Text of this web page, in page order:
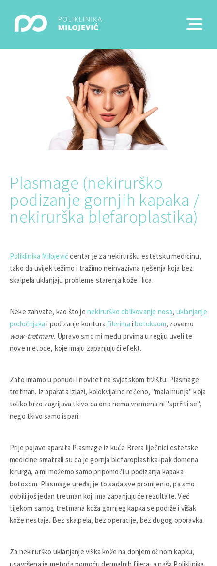
Plasmage (nekirurško
podizanje gornjih kapaka /
nekirurška blefaroplastika)
Poliklinika Milojevićcentar je za nekiruršku estetsku medicinu,
tako da uvijek težimo i tražimo neinvazivna rješenja koja bez
skalpela uklanjaju probleme starenja kože i lica.
Neke zahvate, kao što je nekirurško oblikovanje nosa, uklanjanje
podočnjaka i podizanje kontura filerima ibotoksom, zovemo
wow-tretmani. Upravo smo mi među prvima u regiju uveli te
nove metode, koje imaju zapanjujući efekt.
Zato imamo u ponudi i novitet na svjetskom tržištu: Plasmage
tretman. Iz aparata izlazi, kolokvijalno rečeno, "mala munja" koja
toliko brzo zagrijava tkivo da ono nema vremena ni "spržiti se",
nego tkivo samo ispari.
Prije pojave aparata Plasmage iz kuće Brera liječnici estetske
medicine smatrali su da je gornja blefaroplastika ipak domena
kirurga, a mi možemo samo pripomoći u podizanja kapaka
botoxom. Plasmage uređaj je to sada sve promijenio, pa smo
dobili još jedan tretman koji ima zapanjujuće rezultate. Već
tijekom samog tretmana koža gornjeg kapka se podiže i višak
kože nestaje. Bez skalpela, bez operacije, bez dugog oporavka.
Za nekirurško uklanjanje viška kože na donjem očnom kapku,
usavršena je metoda pomoću dermalnih filera, a naša Poliklinika